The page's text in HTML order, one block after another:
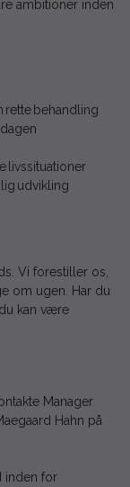
ambitioner inden
rette behandling
livssituationer
udvikling
Vi forestiller os,
om ugen. Har du
kan være
Manager
Hahn på
inden for